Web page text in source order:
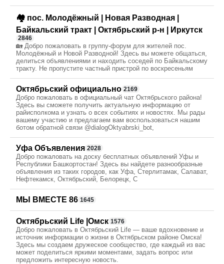
🏘 пос. Молодёжный | Новая Разводная |
Байкальский тракт | Октябрьский р-н | Иркутск
2846
🏡 Добро пожаловать в группу-форум для жителей пос.
Молодёжный и Новой Разводной! Здесь вы можете общаться,
делиться объявлениями и находить соседей по Байкальскому
тракту. Не пропустите частный пристрой по воскресеньям
Октябрьский официально 2169
Добро пожаловать в официальный чат Октябрьского района!
Здесь вы сможете получить актуальную информацию от
райисполкома и узнать о всех событиях и новостях. Мы рады
вашему участию и предлагаем вам воспользоваться нашим
ботом обратной связи @dialogOktyabrski_bot,
Уфа Объявления 2028
Добро пожаловать на доску бесплатных объявлений Уфы и
Республики Башкортостан! Здесь вы найдете разнообразные
объявления из таких городов, как Уфа, Стерлитамак, Салават,
Нефтекамск, Октябрьский, Белорецк, С
МЫ ВМЕСТЕ 86 1645
Октябрьский Life |Омск 1576
Добро пожаловать в Октябрьский Life — ваше вдохновение и
источник информации о жизни в Октябрьском районе Омска!
Здесь мы создаем дружеское сообщество, где каждый из вас
может поделиться яркими моментами, задать вопрос или
предложить интересную новость.